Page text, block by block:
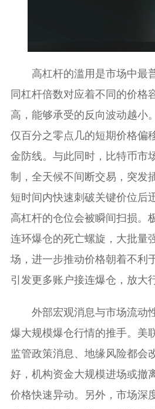
高杠杆的滥用是市场中最
同杠杆倍数对应着不同的价格
高，能够承受的反向波动越小
仅百分之零点几的短期价格偏
金防线。与此同时，比特币市
制，全天候不间断交易，突发
短时间内快速刺破关键价位后
高杠杆的仓位会被瞬间扫损。
连环爆仓的死亡螺旋，大批量
场，进一步推动价格朝着不利
引发更多账户接连爆仓，放大
外部宏观消息与市场流动
爆大规模爆仓行情的推手。美
监管政策消息、地缘风险都会
好，机构资金大规模进场或撤
价格快速异动。另外，市场深